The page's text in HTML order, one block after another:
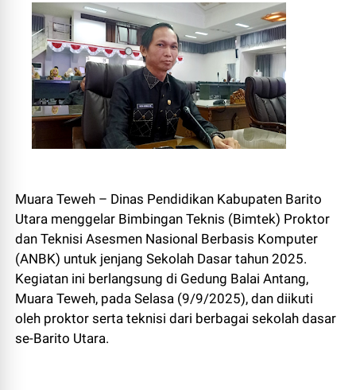
Muara Teweh – Dinas Pendidikan Kabupaten Barito
Utara menggelar Bimbingan Teknis (Bimtek) Proktor
dan Teknisi Asesmen Nasional Berbasis Komputer
(ANBK) untuk jenjang Sekolah Dasar tahun 2025.
Kegiatan ini berlangsung di Gedung Balai Antang,
Muara Teweh, pada Selasa (9/9/2025), dan diikuti
oleh proktor serta teknisi dari berbagai sekolah dasar
se-Barito Utara.